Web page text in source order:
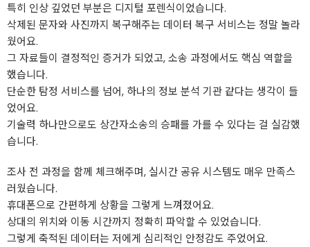
특히 인상 깊었던 부분은 디지털 포렌식이었습니다.
삭제된 문자와 사진까지 복구해주는 데이터 복구 서비스는 정말 놀라
웠어요.
그 자료들이 결정적인 증거가 되었고, 소송 과정에서도 핵심 역할을
했습니다.
단순한 탐정 서비스를 넘어, 하나의 정보 분석 기관 같다는 생각이 들
었어요.
기술력 하나만으로도 상간자소송의 승패를 가를 수 있다는 걸 실감했
습니다.
조사 전 과정을 함께 체크해주며, 실시간 공유 시스템도 매우 만족스
러웠습니다.
휴대폰으로 간편하게 상황을 그렇게 느껴졌어요.
상대의 위치와 이동 시간까지 정확히 파악할 수 있었습니다.
그렇게 축적된 데이터는 저에게 심리적인 안정감도 주었어요.